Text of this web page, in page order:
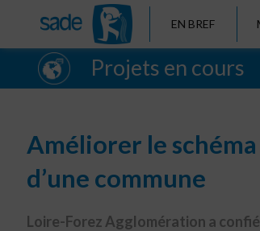
EN BREF
Projets en cours
Améliorer le schéma
d’une commune
Loire-Forez Agglomération a